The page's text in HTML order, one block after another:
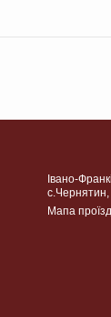
Івано-
Мапа